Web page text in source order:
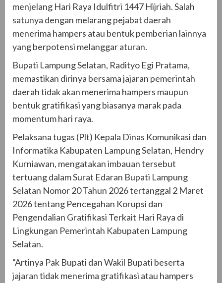
menjelang Hari Raya Idulfitri 1447 Hijriah. Salah
satunya dengan melarang pejabat daerah
menerima hampers atau bentuk pemberian lainnya
yang berpotensi melanggar aturan.
Bupati Lampung Selatan, Radityo Egi Pratama,
memastikan dirinya bersama jajaran pemerintah
daerah tidak akan menerima hampers maupun
bentuk gratifikasi yang biasanya marak pada
momentum hari raya.
Pelaksana tugas (Plt) Kepala Dinas Komunikasi dan
Informatika Kabupaten Lampung Selatan, Hendry
Kurniawan, mengatakan imbauan tersebut
tertuang dalam Surat Edaran Bupati Lampung
Selatan Nomor 20 Tahun 2026 tertanggal 2 Maret
2026 tentang Pencegahan Korupsi dan
Pengendalian Gratifikasi Terkait Hari Raya di
Lingkungan Pemerintah Kabupaten Lampung
Selatan.
“Artinya Pak Bupati dan Wakil Bupati beserta
jajaran tidak menerima gratifikasi atau hampers